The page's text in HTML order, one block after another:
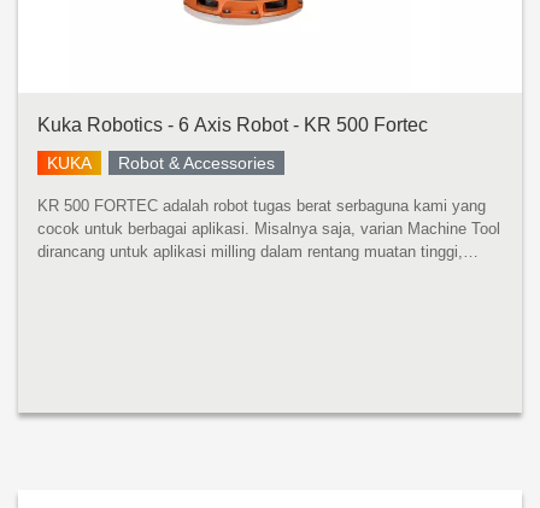
Kuka Robotics - 6 Axis Robot - KR 500 Fortec
KUKA Robot & Accessories
KR 500 FORTEC adalah robot tugas berat serbaguna kami yang
cocok untuk berbagai aplikasi. Misalnya saja, varian Machine Tool
dirancang untuk aplikasi milling dalam rentang muatan tinggi,